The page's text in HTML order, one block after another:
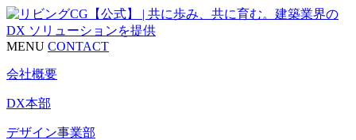
MENU CONTACT
会社概要
DX本部
デザイン事業部